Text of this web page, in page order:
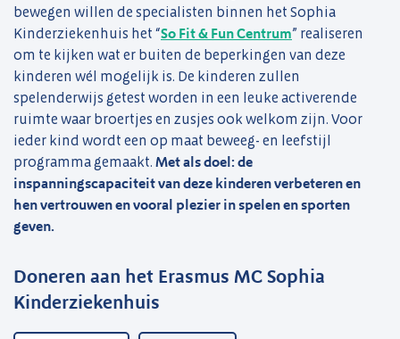
Doneren aan het Erasmus MC Sophia
Kinderziekenhuis
bewegen willen de specialisten binnen het Sophia
Kinderziekenhuis het “So Fit & Fun Centrum” realiseren
om te kijken wat er buiten de beperkingen van deze
kinderen wél mogelijk is. De kinderen zullen
spelenderwijs getest worden in een leuke activerende
ruimte waar broertjes en zusjes ook welkom zijn. Voor
ieder kind wordt een op maat beweeg- en leefstijl
programma gemaakt. Met als doel: de
inspanningscapaciteit van deze kinderen verbeteren en
hen vertrouwen en vooral plezier in spelen en sporten
geven.